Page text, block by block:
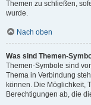
Themen zu schließen,
wurde.
Nach oben
Was sind Themen-
Themen-Symbole sind
Thema in Verbindung
können. Die Möglichkeit,
Berechtigungen ab, die